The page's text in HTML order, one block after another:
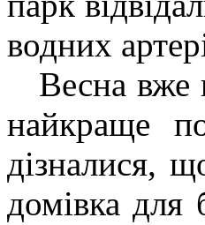
водних
Весна вже
найкраще
дізналися,
домівка для